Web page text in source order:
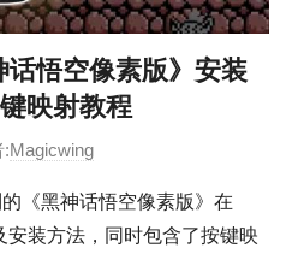
悟空像素版》安装
映射教程
:Magicwing
《黑神话悟空像素版》在
安装方法，同时包含了按键映